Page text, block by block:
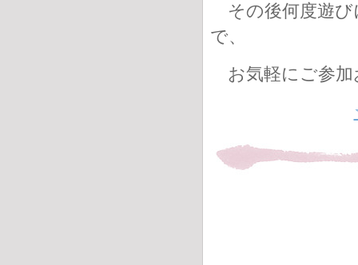
その後何度遊び
で、
お気軽にご参